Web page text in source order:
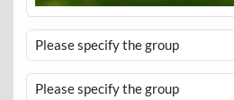
Please specify the group
Please specify the group